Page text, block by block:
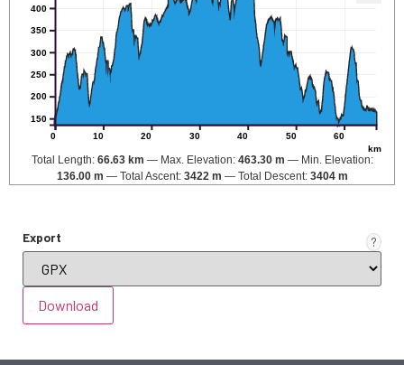
0 10 20 30 40 50 60
km
150
200
250
300
350
400
Total Length: 66.63 km Max. Elevation: 463.30 m
Min. Elevation:
136.00 m
Total Ascent: 3422 m Total Descent: 3404 m
?
Export